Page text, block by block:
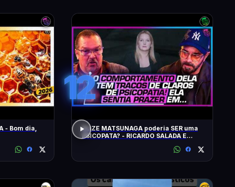
- Bom dia,
12
ELIZE MATSUNAGA poderia SER uma
PSICOPATA? - RICARDO SALADA E